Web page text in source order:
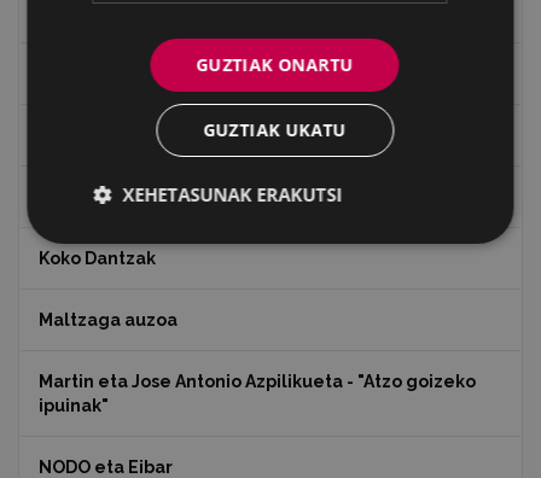
Indalecio Ojanguren, Gipuzkoako Foru Aldundia
Juan Antonio Palacios HARRIA
Julen Zabaletaren marrazkiak
Koko Dantzak
Maltzaga auzoa
Martin eta Jose Antonio Azpilikueta - "Atzo goizeko
ipuinak"
NODO eta Eibar
GUZTIAK ONARTU
GUZTIAK UKATU
XEHETASUNAK ERAKUTSI